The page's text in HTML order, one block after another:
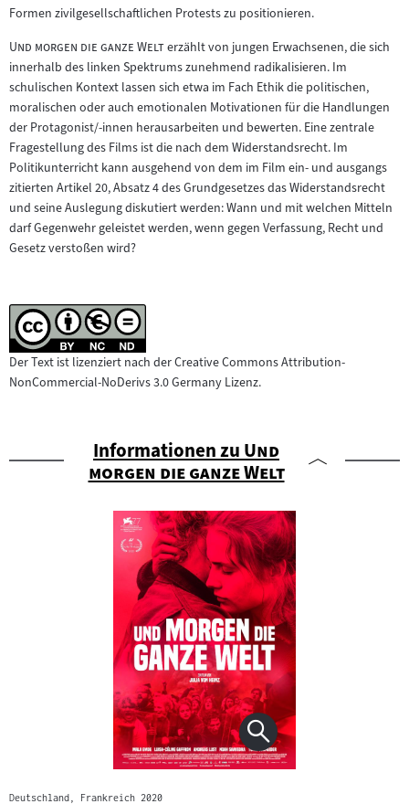
Formen zivilgesellschaftlichen Protests zu positionieren.
"Und morgen die ganze Welt"erzählt von jungen Erwachsenen, die sich
innerhalb des linken Spektrums zunehmend radikalisieren. Im
schulischen Kontext lassen sich etwa im Fach Ethik die politischen,
moralischen oder auch emotionalen Motivationen für die Handlungen
der Protagonist/-innen herausarbeiten und bewerten. Eine zentrale
Fragestellung des Films ist die nach dem Widerstandsrecht. Im
Politikunterricht kann ausgehend von dem im Film ein- und ausgangs
zitierten Artikel 20, Absatz 4 des Grundgesetzes das Widerstandsrecht
und seine Auslegung diskutiert werden: Wann und mit welchen Mitteln
darf Gegenwehr geleistet werden, wenn gegen Verfassung, Recht und
Gesetz verstoßen wird?
Der Text ist lizenziert nach der Creative Commons Attribution-
NonCommercial-NoDerivs 3.0 Germany Lizenz.
Informationen zu "
Und
morgen die ganze Welt"
Deutschland, Frankreich 2020